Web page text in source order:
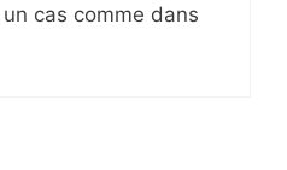
cas comme dans